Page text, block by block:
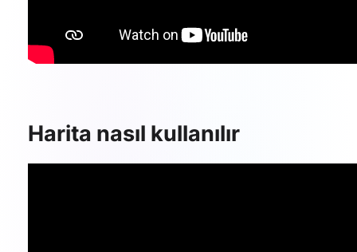
Harita nasıl kullanılır